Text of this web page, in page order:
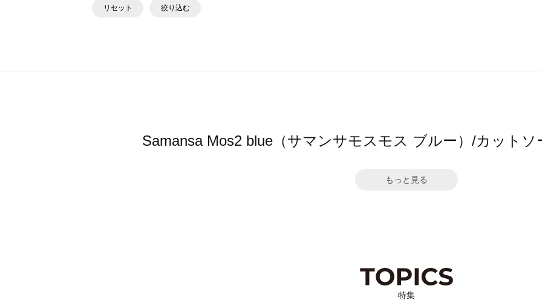
リセット 絞り込む
Samansa Mos2 blue（サマンサモスモス ブルー）/カット
もっと見る
特集